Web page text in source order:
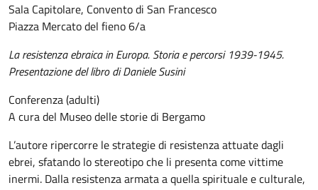
Sala Capitolare, Convento di San Francesco
Piazza Mercato del fieno 6/a
La resistenza ebraica in Europa. Storia e percorsi 1939-1945.
Presentazione del libro di Daniele Susini
Conferenza (adulti)
A cura del Museo delle storie di Bergamo
L’autore ripercorre le strategie di resistenza attuate dagli
ebrei, sfatando lo stereotipo che li presenta come vittime
inermi. Dalla resistenza armata a quella spirituale e culturale,